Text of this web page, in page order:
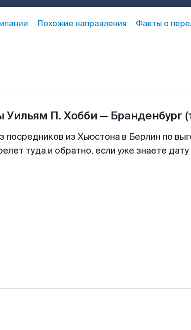
Похожие направления Факты о
Уильям П. Хобби — Бранденбург
посредников из Хьюстона в Берлин по
туда и обратно, если уже знаете